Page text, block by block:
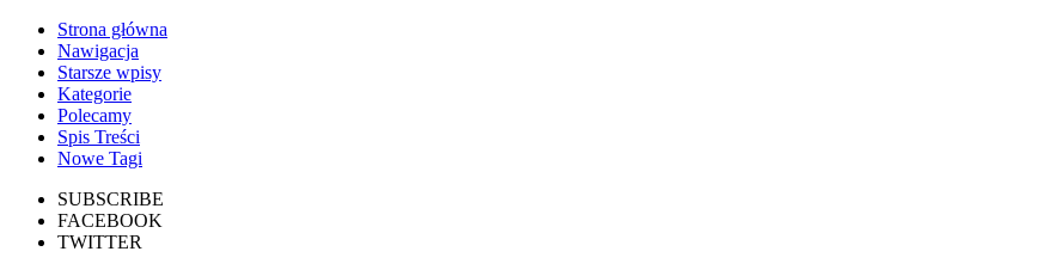
Strona główna
Nawigacja
Starsze wpisy
Kategorie
Polecamy
Spis Treści
Nowe Tagi
SUBSCRIBE
FACEBOOK
TWITTER